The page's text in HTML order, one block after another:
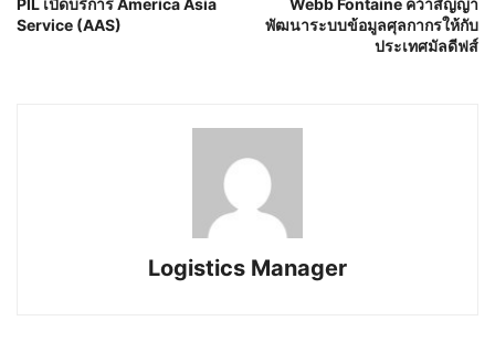
PIL เปิดบริการ America Asia
Service (AAS)
Webb Fontaine คว้าสัญญา
พัฒนาระบบข้อมูลศุลกากรให้กับ
ประเทศมัลดีฟส์
Logistics Manager